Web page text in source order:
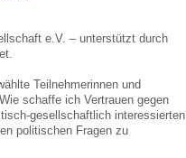
e.V. – unterstützt durch
Teilnehmerinnen und
schaffe ich Vertrauen gegen
gesellschaftlich interessierten
politischen Fragen zu